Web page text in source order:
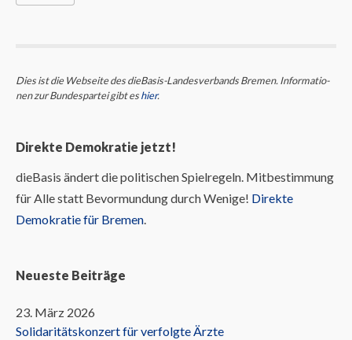
Dies ist die Webseite des dieBasis-Landes­ver­bands Bremen. Infor­ma­tio­
nen zur Bun­des­partei gibt eshier.
Direkte Demokratie jetzt!
dieBasis ändert die politischen Spielregeln. Mitbestimmung
für Alle statt Bevormundung durch Wenige! Direkte
Demokratie für Bremen.
Neueste Beiträge
23. März 2026
Solidaritätskonzert für verfolgte Ärzte